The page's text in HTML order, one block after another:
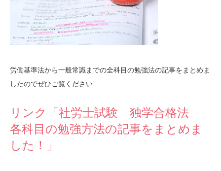
労働基準法から一般常識までの全科目の勉強法の記事をまとめま
したのでぜひご覧ください
リンク「社労士試験 独学合格法
各科目の勉強方法の記事をまとめま
した！」